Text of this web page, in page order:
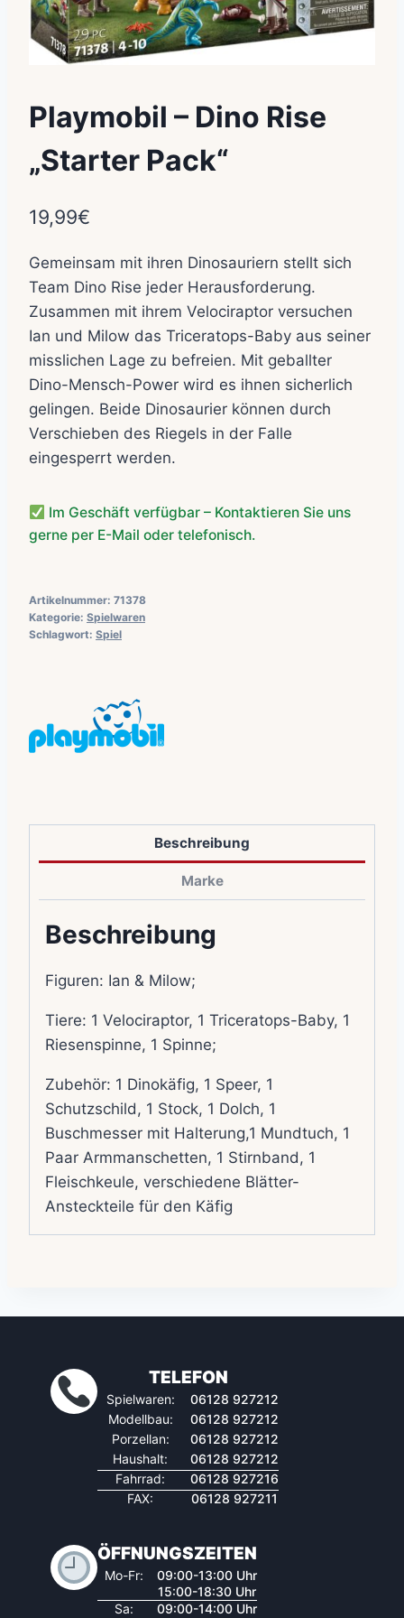
Playmobil – Dino Rise
„Starter Pack“
19,99€
Gemeinsam mit ihren Dinosauriern stellt sich
Team Dino Rise jeder Herausforderung.
Zusammen mit ihrem Velociraptor versuchen
Ian und Milow das Triceratops-Baby aus seiner
misslichen Lage zu befreien. Mit geballter
Dino-Mensch-Power wird es ihnen sicherlich
gelingen. Beide Dinosaurier können durch
Verschieben des Riegels in der Falle
eingesperrt werden.
Im Geschäft verfügbar – Kontaktieren Sie uns
gerne per E-Mail oder telefonisch.
Artikelnummer: 71378
Kategorie: Spielwaren
Schlagwort: Spiel
Beschreibung
Marke
Beschreibung
Figuren: Ian & Milow;
Tiere: 1 Velociraptor, 1 Triceratops-Baby, 1
Riesenspinne, 1 Spinne;
Zubehör: 1 Dinokäfig, 1 Speer, 1
Schutzschild, 1 Stock, 1 Dolch, 1
Buschmesser mit Halterung,1 Mundtuch, 1
Paar Armmanschetten, 1 Stirnband, 1
Fleischkeule, verschiedene Blätter-
Ansteckteile für den Käfig
TELEFON
Spielwaren:
06128 927212
Modellbau:
06128 927212
Porzellan:
06128 927212
Haushalt:
06128 927212
Fahrrad:
06128 927216
FAX:
06128 927211
ÖFFNUNGSZEITEN
Mo-Fr:
09:00-13:00 Uhr
15:00-18:30 Uhr
Sa:
09:00-14:00 Uhr